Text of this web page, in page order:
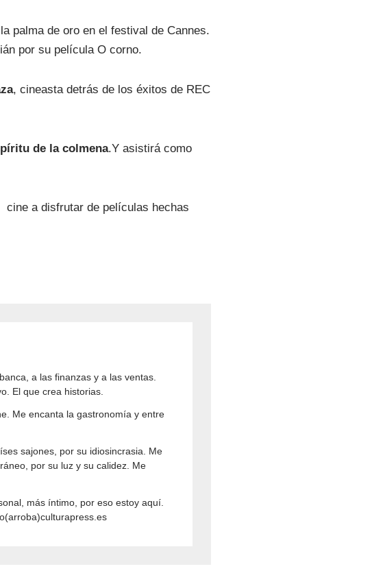
palma de oro en el festival de Cannes.
por su película O corno.
, cineasta detrás de los éxitos de REC
de la colmena.Y asistirá como
cine a disfrutar de películas hechas
a las finanzas y a las ventas.
El que crea historias.
Me encanta la gastronomía y entre
sajones, por su idiosincrasia. Me
por su luz y su calidez. Me
más íntimo, por eso estoy aquí.